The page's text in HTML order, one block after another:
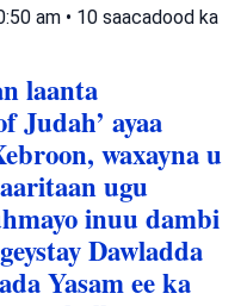
am • 10 saacadood ka
laanta
Judah’ ayaa
waxayna u
ugu
inuu dambi
Dawladda
Yasam ee ka